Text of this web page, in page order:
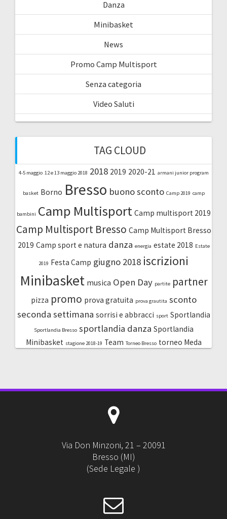
Danza
Minibasket
News
Promo Camp Multisport
Senza categoria
Video Saluti
TAG CLOUD
4-5 maggio 12 e 13 maggio 2018 2018 2019 2020-21 armani junior program
basket Borno Bresso buono sconto Camp 2019 camp
bambini Camp Multisport Camp multisport 2019
Camp Multisport Bresso Camp Multisport Bresso
2019 Camp sport e natura danza energia estate 2018 Estate
2019 Festa Camp giugno 2018 iscrizioni
Minibasket musica Open Day partite partner
pizza promo prova gratuita prova grautita sconto
seconda settimana sorrisi e abbracci sport Sportlandia
Sportlandia Bresso sportlandia danza Sportlandia
Minibasket stagione 2018-19 Team Torneo Bresso torneo Meda
Via Don Minzoni, 21 – 20091
Bresso (MI)
(Sede Legale )